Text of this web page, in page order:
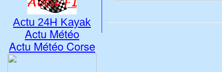
Actu 24H Kayak
Actu Météo
Actu Météo Corse